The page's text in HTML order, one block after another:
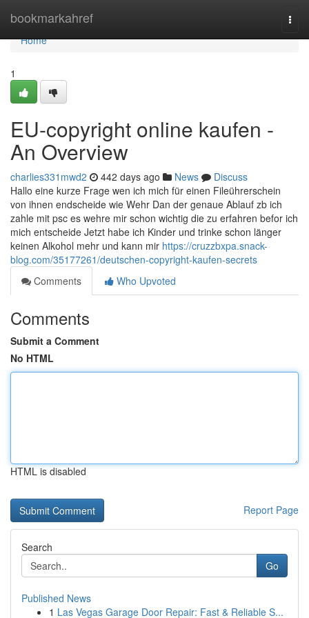
bookmarkahref
Home
Home
1
EU-copyright online kaufen -
An Overview
charlies331mwd2 442 days ago News
Discuss
Hallo eine kurze Frage wen ich mich für einen Fileührerschein
von ihnen endscheide wie Wehr Dan der genaue Ablauf zb ich
zahle mit psc es wehre mir schon wichtig die zu erfahren befor ich
mich entscheide Jetzt habe ich Kinder und trinke schon länger
keinen Alkohol mehr und kann mir https://cruzzbxpa.snack-
blog.com/35177261/deutschen-copyright-kaufen-secrets
Comments
Who Upvoted
Comments
Submit a Comment
No HTML
HTML is disabled
Report Page
Search
Go
Published News
1 Las Vegas Garage Door Repair: Fast & Reliable S...